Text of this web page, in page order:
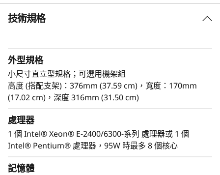
標，正在成長的企業設計。以最新的 Intel®
Xeon® E-2400/6300-系列 處理器、DDR5 記憶體
和第 5 代 PCIe 驅動，提供足以處理遠端或居家辦
公的 IT 基礎架構所需的效能。
級，是安裝在非傳統資料中心的理想選擇。隨著企
業成長，提供安裝在資料中心所需的靈活度。
技術規格
外型規格
小尺寸直立型規格；可選用機架組
高度 (搭配支架)：376mm (37.59 cm)，寬度：170mm
(17.02 cm)，深度 316mm (31.50 cm)
處理器
1 個 Intel® Xeon® E-2400/6300-系列 處理器或 1 個
Intel® Pentium® 處理器，95W 時最多 8 個核心
記憶體